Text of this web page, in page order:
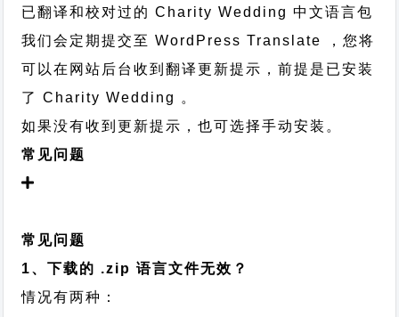
已翻译和校对过的 Charity Wedding 中文语言包
我们会定期提交至 WordPress Translate ，您将
可以在网站后台收到翻译更新提示，前提是已安装
了 Charity Wedding 。
如果没有收到更新提示，也可选择手动安装。
常见问题
常见问题
1、下载的 .zip 语言文件无效？
情况有两种：